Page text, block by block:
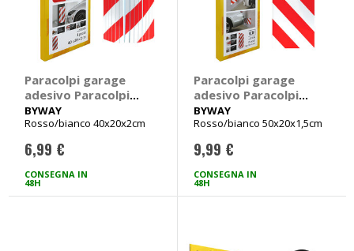
Paracolpi garage
adesivo Paracolpi
per pareti garage -
BYWAY
BYWAY
Rosso/bianco 40x20x2cm
6,99 €
CONSEGNA IN
48H
Paracolpi garage
adesivo Paracolpi
per pareti garage -
BYWAY
BYWAY
Rosso/bianco 50x20x1,5cm
9,99 €
CONSEGNA IN
48H